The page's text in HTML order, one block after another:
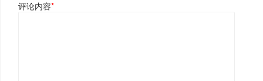
评论内容*